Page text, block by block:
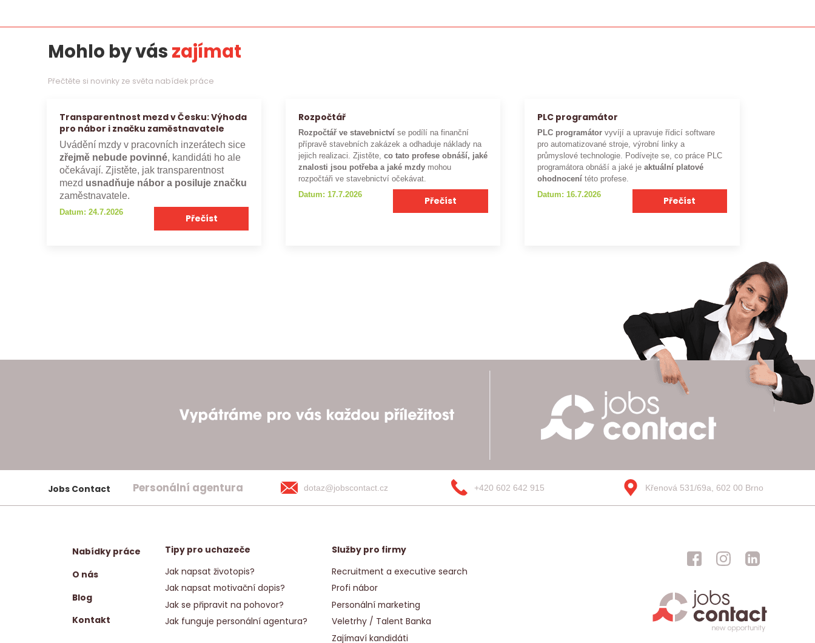
Mohlo by vászajímat
Přečtěte si novinky ze světa nabídek práce
Transparentnost mezd v Česku: Výhoda
pro nábor i značku zaměstnavatele
Uvádění mzdy v pracovních inzerátech sice
zřejmě nebude povinné, kandidáti ho ale
očekávají. Zjistěte, jak transparentnost
mezd usnadňuje nábor a posiluje značku
zaměstnavatele.
Datum: 24.7.2026
Přečíst
Rozpočtář
Rozpočtář ve stavebnictví se podílí na finanční
přípravě stavebních zakázek a odhaduje náklady na
jejich realizaci. Zjistěte,co tato profese obnáší, jaké
znalosti jsou potřeba a jaké mzdy mohou
rozpočtáři ve stavebnictví očekávat.
Datum: 17.7.2026
Přečíst
PLC programátor
PLC programátor vyvíjí a upravuje řídicí software
pro automatizované stroje, výrobní linky a
průmyslové technologie. Podívejte se, co práce PLC
programátora obnáší a jaké je aktuální platové
ohodnocení této profese.
Datum: 16.7.2026
Přečíst
Jobs Contact Personální agentura dotaz@jobscontact.cz +420 602 642 915 Křenová 531/69a, 602 00 Brno
Nabídky práce
O nás
Blog
Kontakt
Tipy pro uchazeče
Jak napsat životopis?
Jak napsat motivační dopis?
Jak se připravit na pohovor?
Jak funguje personální agentura?
Služby pro firmy
Recruitment a executive search
Profi nábor
Personální marketing
Veletrhy / Talent Banka
Zajímaví kandidáti